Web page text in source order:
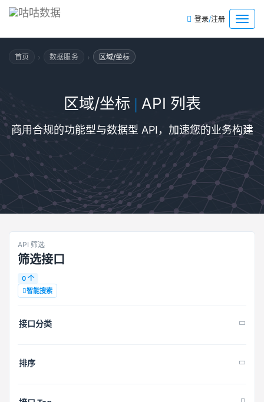
菜
单
登录/注册
首页 › 数据服务 › 区域/坐标
区域/坐标 | API 列表
商用合规的功能型与数据型 API，加速您的业务构建
API 筛选
筛选接口
0 个
智能搜索
接口分类
排序